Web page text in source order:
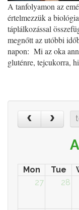
A tanfolyamon az
értelmezzük a
táplálkozással
megnőtt az utóbbi
napon: Mi az oka
gluténre, tejcukorra,
Mon Tue
27
28